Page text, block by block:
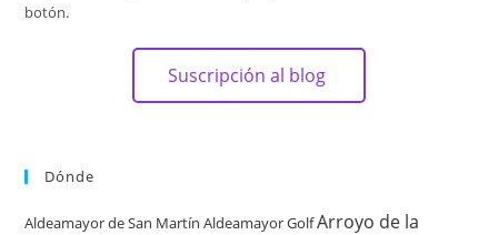
botón.
Suscripción al blog
Dónde
Aldeamayor de San Martín Aldeamayor GolfArroyo de la